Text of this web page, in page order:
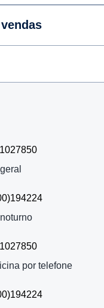
por telefone